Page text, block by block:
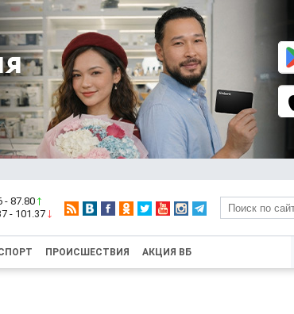
- 87.80
- 101.37
ПРОИСШЕСТВИЯ АКЦИЯ ВБ